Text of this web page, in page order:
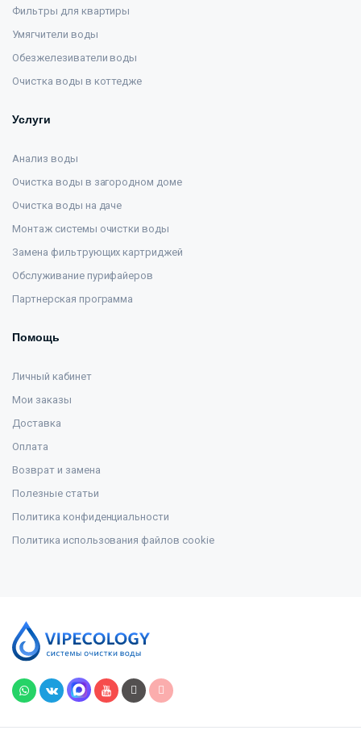
Фильтры для квартиры
Умягчители воды
Обезжелезиватели воды
Очистка воды в коттедже
Услуги
Анализ воды
Очистка воды в загородном доме
Очистка воды на даче
Монтаж системы очистки воды
Замена фильтрующих картриджей
Обслуживание пурифайеров
Партнерская программа
Помощь
Личный кабинет
Мои заказы
Доставка
Оплата
Возврат и замена
Полезные статьи
Политика конфиденциальности
Политика использования файлов cookie